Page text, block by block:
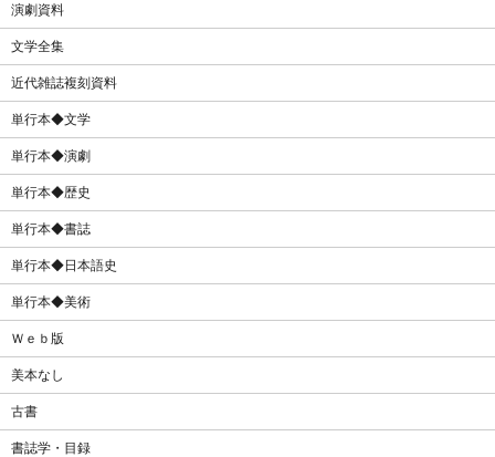
演劇資料
文学全集
近代雑誌複刻資料
単行本◆文学
単行本◆演劇
単行本◆歴史
単行本◆書誌
単行本◆日本語史
単行本◆美術
Ｗｅｂ版
美本なし
古書
書誌学・目録